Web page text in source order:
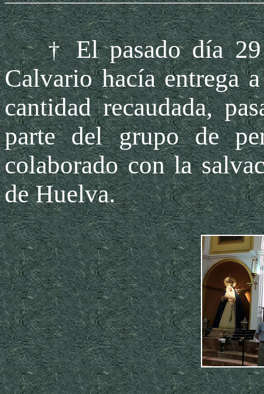
† Elpasado día
Calvario hacía entrega
cantidad recaudada,
parte del grupo de
colaborado con la
de Huelva.